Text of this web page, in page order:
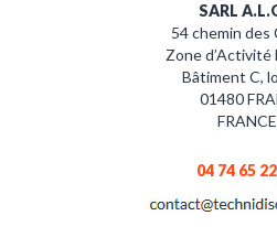
SARL
54 chemin des
Zone d’Activité
Bâtiment C,
01480
FRANCE
04 74 65